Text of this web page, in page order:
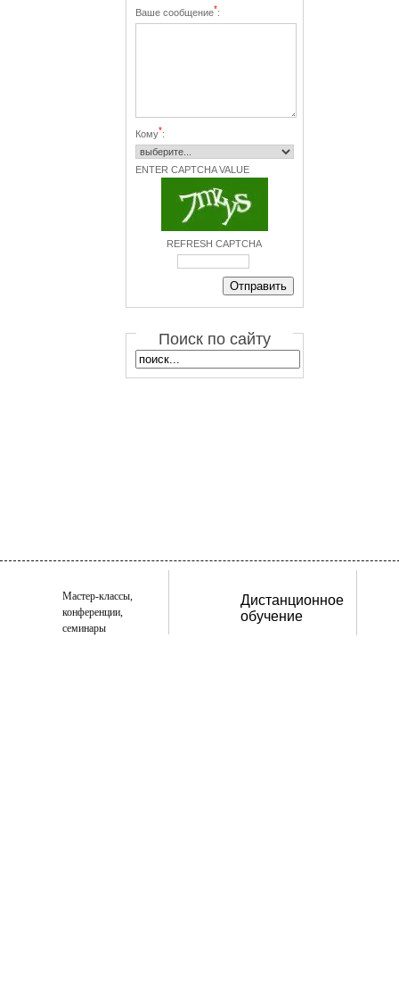
Ваше сообщение*:
Кому*:
ENTER CAPTCHA VALUE
REFRESH CAPTCHA
Поиск по сайту
Мастер-классы,
конференции,
семинары
Дистанционное
обучение